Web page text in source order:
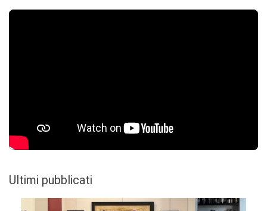
Ultimi pubblicati